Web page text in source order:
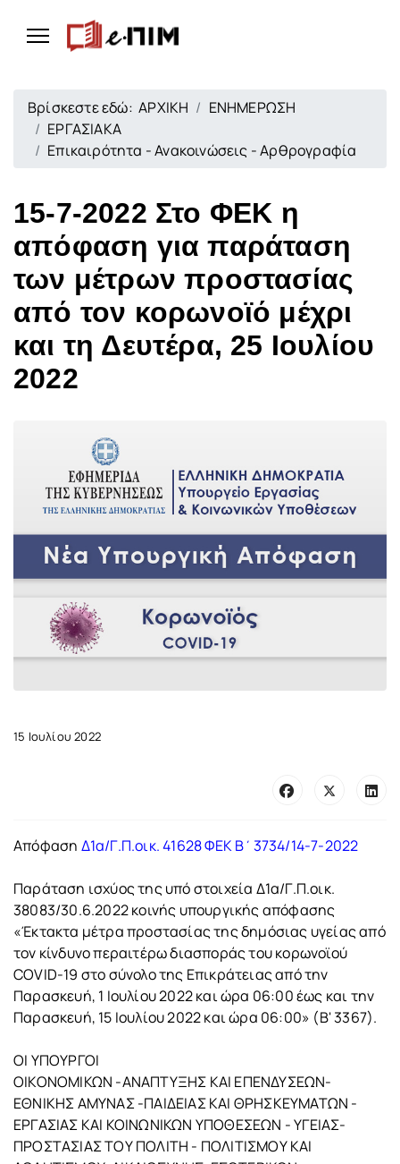
Βρίσκεστε εδώ:ΑΡΧΙΚΗ
ΕΝΗΜΕΡΩΣΗ
ΕΡΓΑΣΙΑΚΑ
Επικαιρότητα - Ανακοινώσεις - Αρθρογραφία
15-7-2022 Στο ΦΕΚ η
απόφαση για παράταση
των μέτρων προστασίας
από τον κορωνοϊό μέχρι
και τη Δευτέρα, 25 Ιουλίου
2022
15 Ιουλίου 2022
Απόφαση Δ1α/Γ.Π.οικ. 41628 ΦΕΚ Β΄3734/14-7-2022
Παράταση ισχύος της υπό στοιχεία Δ1α/Γ.Π.οικ.
38083/30.6.2022 κοινής υπουργικής απόφασης
«Έκτακτα μέτρα προστασίας της δημόσιας υγείας από
τον κίνδυνο περαιτέρω διασποράς του κορωνοϊού
COVID-19 στο σύνολο της Επικράτειας από την
Παρασκευή, 1 Ιουλίου 2022 και ώρα 06:00 έως και την
Παρασκευή, 15 Ιουλίου 2022 και ώρα 06:00» (Β' 3367).
ΟΙ ΥΠΟΥΡΓΟΙ
ΟΙΚΟΝΟΜΙΚΩΝ -ΑΝΑΠΤΥΞΗΣ ΚΑΙ ΕΠΕΝΔΥΣΕΩΝ-
ΕΘΝΙΚΗΣ ΑΜΥΝΑΣ -ΠΑΙΔΕΙΑΣ ΚΑΙ ΘΡΗΣΚΕΥΜΑΤΩΝ -
ΕΡΓΑΣΙΑΣ ΚΑΙ ΚΟΙΝΩΝΙΚΩΝ ΥΠΟΘΕΣΕΩΝ - ΥΓΕΙΑΣ-
ΠΡΟΣΤΑΣΙΑΣ ΤΟΥ ΠΟΛΙΤΗ - ΠΟΛΙΤΙΣΜΟΥ ΚΑΙ